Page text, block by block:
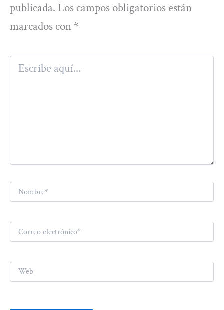
publicada. Los campos obligatorios están
marcados con *
Escribe
aquí...
Nombre*
Correo
electrónico*
Web